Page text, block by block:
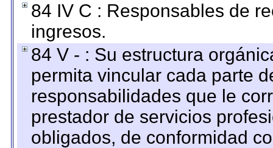
84 IV C : Responsables de
ingresos.
84 V - : Su estructura
permita vincular cada parte
responsabilidades que le
prestador de servicios
obligados, de conformidad